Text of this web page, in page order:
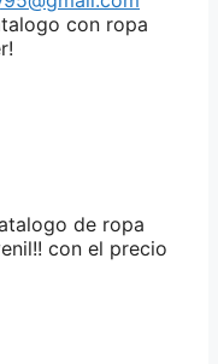
con ropa
de ropa
con el precio